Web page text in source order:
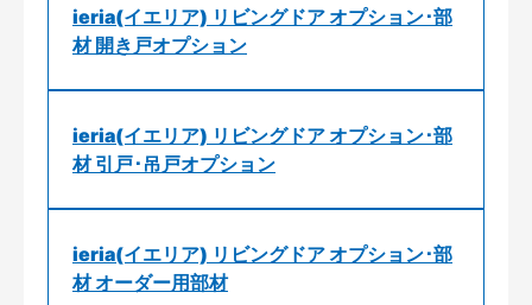
ieria(イエリア) リビングドア オプション･部
材 開き戸オプション
ieria(イエリア) リビングドア オプション･部
材 引戸･吊戸オプション
ieria(イエリア) リビングドア オプション･部
材 オーダー用部材